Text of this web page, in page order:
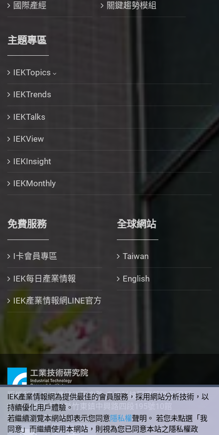
國際產經 關鍵趨勢模組
主題專區
IEKTopics
IEKTrends
IEKTalks
IEKView
IEKInsight
IEKMonthly
免費服務
I卡會員專區
IEK每日產業情報
IEK產業情報網LINE官方
全球網站
Taiwan
English
版權所有 © 工業技術研究院 產業科技國際策略發展所
310 臺灣新竹縣竹東鎮中興路四段195號10館
+886-3-5912340
IEK產業情報網為提供最佳的會員服務，採用網站分析技術，以
持續優化用戶體驗。
若繼續瀏覽本網站即表示您同意隱私權聲明。 若您未點選「我
同意」而繼續使用本網站，則視為您已同意本站之隱私權政